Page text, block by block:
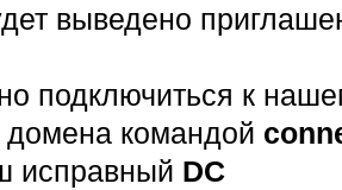
выведено
подключиться к
домена командой
исправный DC